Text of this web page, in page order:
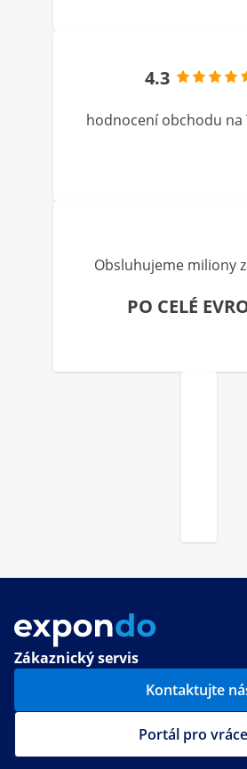
4.3
hodnocení obchodu
Obsluhujeme miliony
PO CELÉ
Zákaznický servis
Kontaktujte
Portál pro